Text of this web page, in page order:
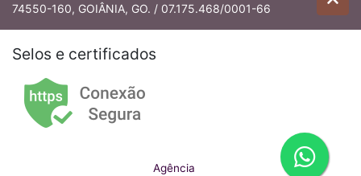
74550-160, GOIÂNIA, GO. / 07.175.468/0001-66
Selos e certificados
Agência